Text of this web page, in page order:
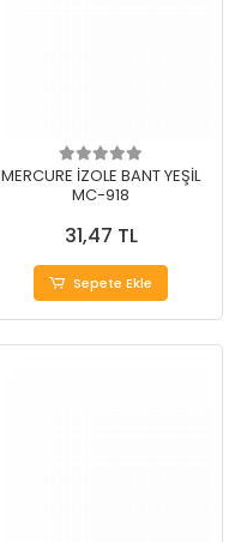
MERCURE İZOLE BANT YEŞİL
MC-918
31,47 TL
Sepete Ekle